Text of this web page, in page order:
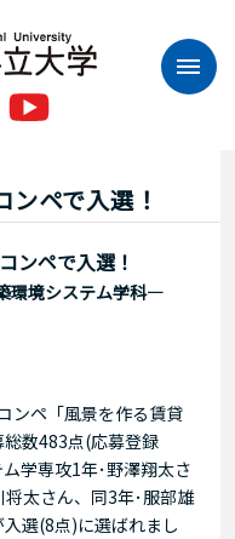
ペで入選！
ンペで入選！
環境システム学科―
ンペ「風景を作る賃貸
数483点(応募登録
学専攻1年･野澤翔太さ
太さん、同3年･服部雄
選(8点)に選ばれまし